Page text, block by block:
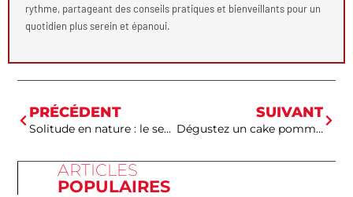
rythme, partageant des conseils pratiques et bienveillants pour un
quotidien plus serein et épanoui.
PRÉCÉDENT
Solitude en nature : le secret du bien-être mental par la randonnée en solo
SUIVANT
Dégustez un cake pomme cannelle sain pour une pause gourmande et équilibrée
ARTICLES
POPULAIRES